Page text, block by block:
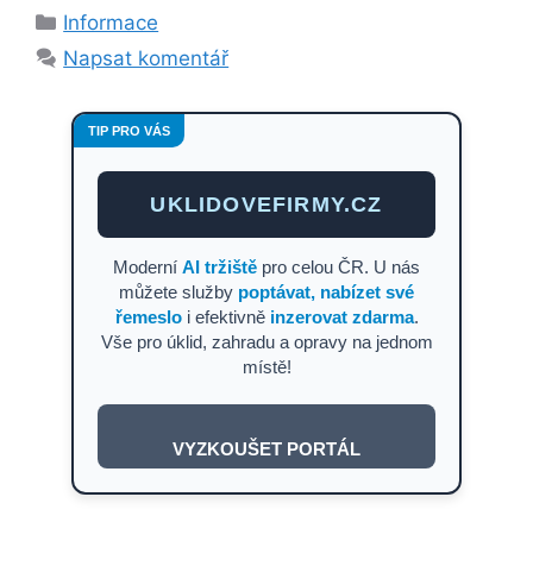
Rubriky
Informace
Napsat komentář
TIP PRO VÁS
UKLIDOVEFIRMY.CZ
Moderní AI tržiště pro celou ČR. U nás
můžete služby poptávat, nabízet své
řemesloi efektivně inzerovat zdarma.
Vše pro úklid, zahradu a opravy na jednom
místě!
VYZKOUŠET PORTÁL